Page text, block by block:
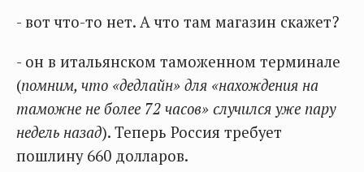
- вот что-то нет. А что там магазин скажет?
- он в итальянском таможенном терминале
(помним, что «дедлайн» для «нахождения на
таможне не более 72 часов» случился уже пару
недель назад). Теперь Россия требует
пошлину 660 долларов.